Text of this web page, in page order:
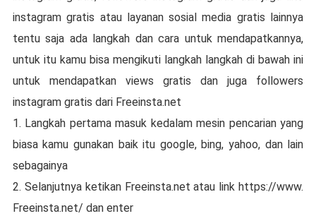
instagram gratis atau layanan sosial media gratis lainnya
tentu saja ada langkah dan cara untuk mendapatkannya,
untuk itu kamu bisa mengikuti langkah langkah di bawah ini
untuk mendapatkan views gratis dan juga followers
instagram gratis dari Freeinsta.net
1. Langkah pertama masuk kedalam mesin pencarian yang
biasa kamu gunakan baik itu google, bing, yahoo, dan lain
sebagainya
2. Selanjutnya ketikan Freeinsta.net atau link https://www.
Freeinsta.net/ dan enter